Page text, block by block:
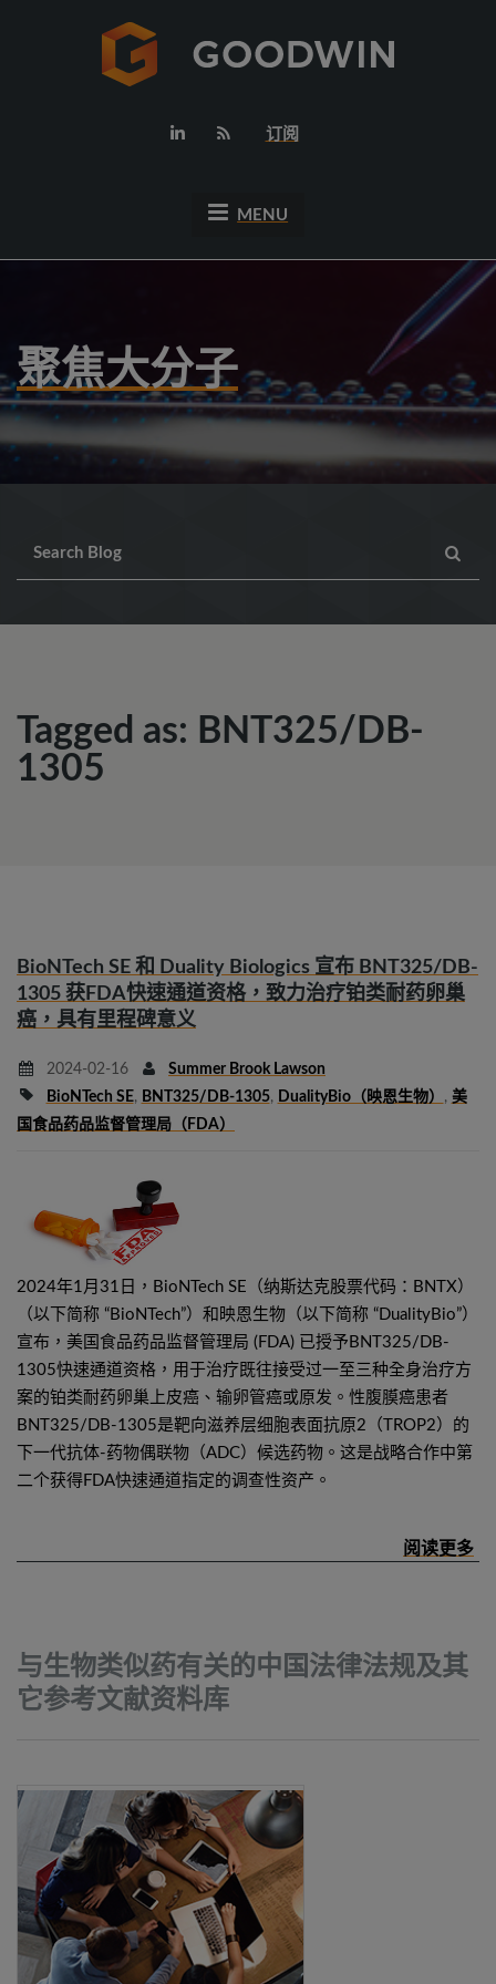
订阅
MENU
聚焦大分子
Tagged as: BNT325/DB-
1305
BioNTech SE 和 Duality Biologics 宣布 BNT325/DB-
1305 获FDA快速通道资格，致力治疗铂类耐药卵巢
癌，具有里程碑意义
2024-02-16
Summer Brook Lawson
BioNTech SE, BNT325/DB-1305, DualityBio（映恩生物） , 美
国食品药品监督管理局（FDA）
2024年1月31日，BioNTech SE（纳斯达克股票代码：BNTX）
（以下简称 “BioNTech”）和映恩生物（以下简称 “DualityBio”）
宣布，美国食品药品监督管理局 (FDA) 已授予BNT325/DB-
1305快速通道资格，用于治疗既往接受过一至三种全身治疗方
案的铂类耐药卵巢上皮癌、输卵管癌或原发。性腹膜癌患者
BNT325/DB-1305是靶向滋养层细胞表面抗原2（TROP2）的
下一代抗体-药物偶联物（ADC）候选药物。这是战略合作中第
二个获得FDA快速通道指定的调查性资产。
与生物类似药有关的中国法律法规及其
它参考文献资料库